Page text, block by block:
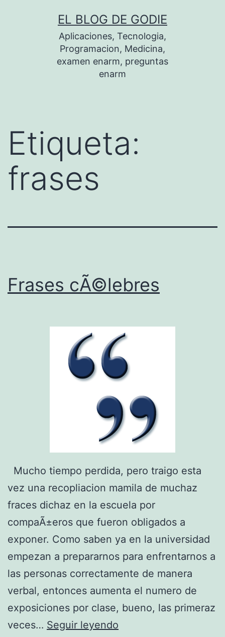
EL BLOG DE GODIE
Aplicaciones, Tecnologia,
Programacion, Medicina,
examen enarm, preguntas
enarm
Etiqueta:
frases
Frases cÃ©lebres
Mucho tiempo perdida, pero traigo esta
vez una recopliacion mamila de muchaz
fraces dichaz en la escuela por
compaÃ±eros que fueron obligados a
exponer. Como saben ya en la universidad
empezan a prepararnos para enfrentarnos a
las personas correctamente de manera
verbal, entonces aumenta el numero de
exposiciones por clase, bueno, las primeraz
veces… Seguir leyendo